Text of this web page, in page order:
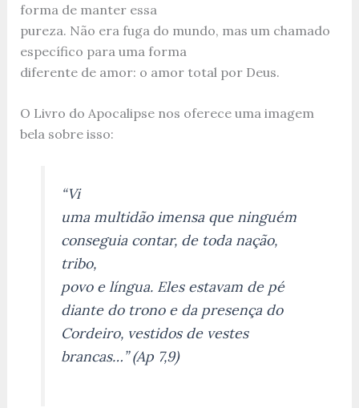
forma de manter essa
pureza. Não era fuga do mundo, mas um chamado
específico para uma forma
diferente de amor: o amor total por Deus.
O Livro do Apocalipse nos oferece uma imagem
bela sobre isso:
“Vi
uma multidão imensa que ninguém
conseguia contar, de toda nação,
tribo,
povo e língua. Eles estavam de pé
diante do trono e da presença do
Cordeiro, vestidos de vestes
brancas…” (Ap 7,9)